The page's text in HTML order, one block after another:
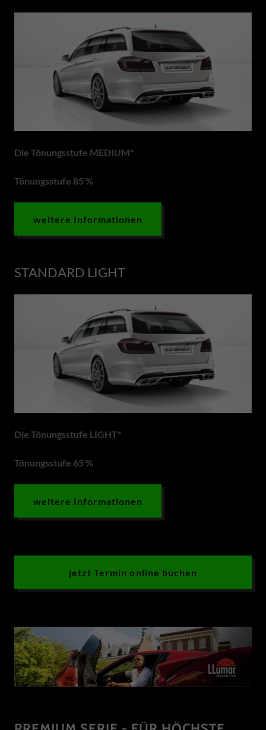
Die Tönungsstufe MEDIUM*
Tönungsstufe 85 %
weitere Informationen
STANDARD LIGHT
Die Tönungsstufe LIGHT*
Tönungsstufe 65 %
weitere Informationen
jetzt Termin online buchen